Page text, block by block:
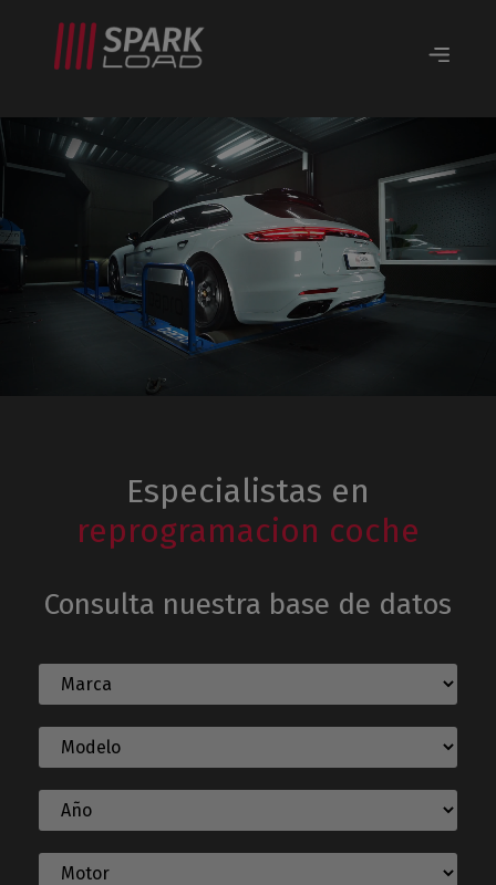
Especialistas en
reprogramacion coche
Consulta nuestra base de datos